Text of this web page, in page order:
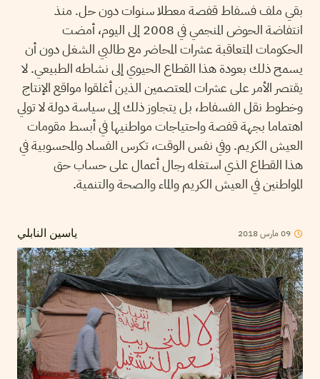
بقي ملف فسفاط قفصة معطلا سنوات دون حل. منذ
انتفاضة الحوض المنجمي في 2008 إلى اليوم، أمضت
الحكومات المتعاقبة عشرات المحاضر مع طالبي الشغل دون أن
يسمح ذلك بعودة هذا القطاع الحيوي إلى نشاطه الطبيعي. لا
يقتصر الأمر على عشرات المعتصمين الذين أغلقوا مواقع الإنتاج
وخطوط نقل الفسفاط، بل يتجاوز ذلك إلى سياسة دولة لا تولي
اهتماما بجهة قفصة واحتياجات مواطنيها في أبسط مقومات
العيش الكريم. وفي نفس الوقت، تكرس الفساد والمحسوبية في
هذا القطاع الذي استغله رجال أعمال على حساب حق
المواطنين في العيش الكريم والماء والصحة والتنمية.
ياسين النابلي 09مارس2018